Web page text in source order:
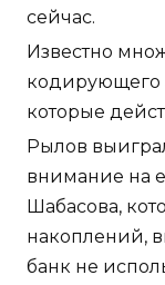
сейчас.
Известно
кодирующего
которые
Рылов
внимание на
Шабасова,
накоплений,
банк не